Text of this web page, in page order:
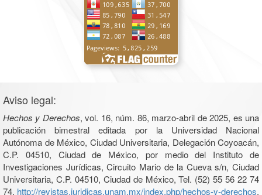
Aviso legal:
Hechos y Derechos, vol. 16, núm. 86, marzo-abril de 2025, es una
publicación bimestral editada por la Universidad Nacional
Autónoma de México, Ciudad Universitaria, Delegación Coyoacán,
C.P. 04510, Ciudad de México, por medio del Instituto de
Investigaciones Jurídicas, Circuito Mario de la Cueva s/n, Ciudad
Universitaria, C.P. 04510, Ciudad de México, Tel. (52) 55 56 22 74
74, http://revistas.juridicas.unam.mx/index.php/hechos-y-derechos.